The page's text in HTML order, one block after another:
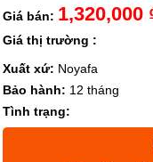
Giá bán: 1,320,000
Giá thị trường :
Xuất xứ: Noyafa
Bảo hành: 12 tháng
Tình trạng: